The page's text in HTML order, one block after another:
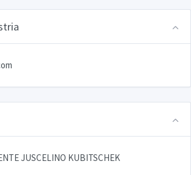
JUSCELINO KUBITSCHEK